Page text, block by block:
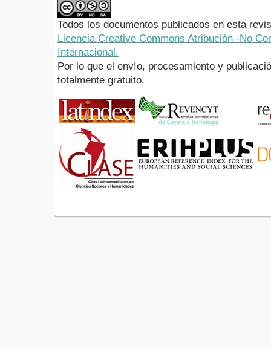
Todos los documentos publicados en esta
Licencia Creative Commons Atribución -No
Internacional.
Por lo que el envío, procesamiento y
totalmente gratuito.